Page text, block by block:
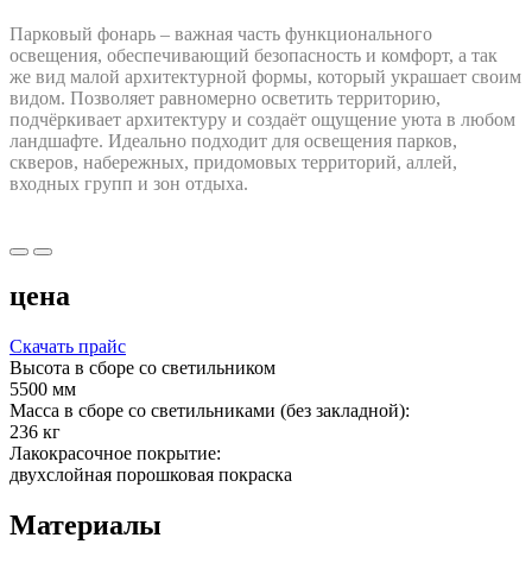
Парковый фонарь – важная часть функционального
освещения, обеспечивающий безопасность и комфорт, а так
же вид малой архитектурной формы, который украшает своим
видом. Позволяет равномерно осветить территорию,
подчёркивает архитектуру и создаёт ощущение уюта в любом
ландшафте. Идеально подходит для освещения парков,
скверов, набережных, придомовых территорий, аллей,
входных групп и зон отдыха.
цена
Скачать прайс
Высота в сборе со светильником
5500 мм
Масса в сборе со светильниками (без закладной):
236 кг
Лакокрасочное покрытие:
двухслойная порошковая покраска
Материалы